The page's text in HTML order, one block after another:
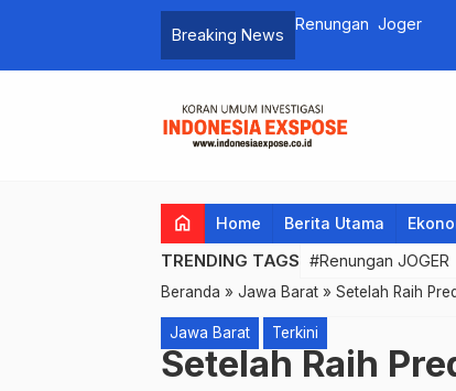
Breaking News
Renungan Joger
home Home Berita Utama
TRENDING TAGS #Renungan JOGER
Beranda » Jawa Barat » Setelah Raih
Jawa Barat Terkini
Setelah Raih